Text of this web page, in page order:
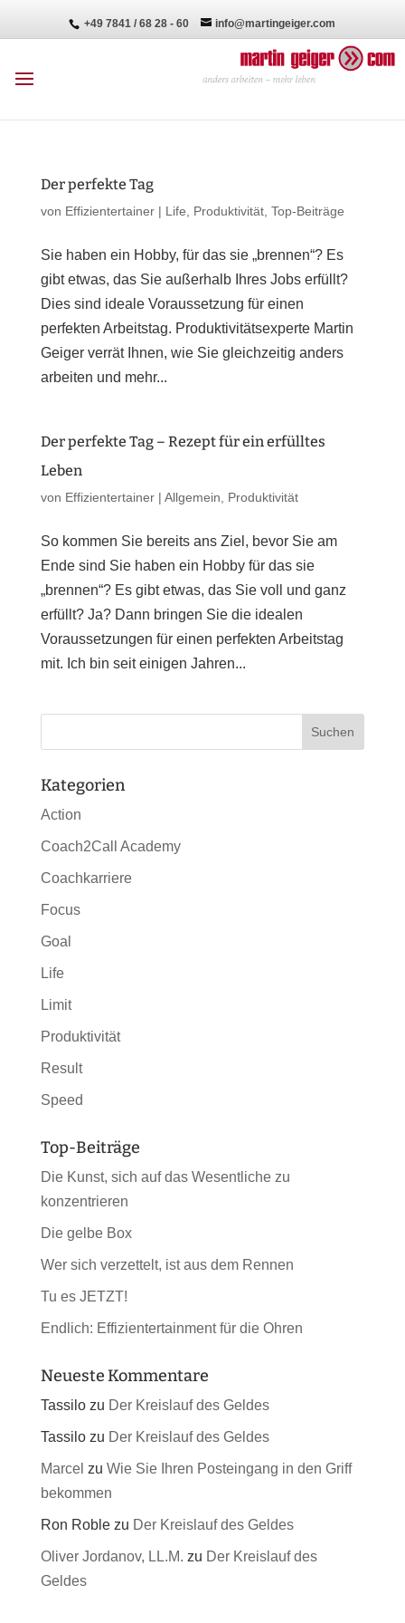
+49 7841 / 68 28 - 60 info@martingeiger.com
Der perfekte Tag
von Effizientertainer| Life Produktivität, Top-Beiträge
Sie haben ein Hobby, für das sie „brennen“? Es
gibt etwas, das Sie außerhalb Ihres Jobs erfüllt?
Dies sind ideale Voraussetzung für einen
perfekten Arbeitstag. Produktivitätsexperte Martin
Geiger verrät Ihnen, wie Sie gleichzeitig anders
arbeiten und mehr...
Der perfekte Tag – Rezept für ein erfülltes
Leben
von Effizientertainer| Allgemein Produktivität
So kommen Sie bereits ans Ziel, bevor Sie am
Ende sind Sie haben ein Hobby für das sie
„brennen“? Es gibt etwas, das Sie voll und ganz
erfüllt? Ja? Dann bringen Sie die idealen
Voraussetzungen für einen perfekten Arbeitstag
mit. Ich bin seit einigen Jahren...
Kategorien
Action
Coach2Call Academy
Coachkarriere
Focus
Goal
Life
Limit
Produktivität
Result
Speed
Top-Beiträge
Die Kunst, sich auf das Wesentliche zu
konzentrieren
Die gelbe Box
Wer sich verzettelt, ist aus dem Rennen
Tu es JETZT!
Endlich: Effizientertainment für die Ohren
Neueste Kommentare
Tassilozu Der Kreislauf des Geldes
Tassilozu Der Kreislauf des Geldes
Marcel zu Wie Sie Ihren Posteingang in den Griff
bekommen
Ron Roblezu Der Kreislauf des Geldes
Oliver Jordanov, LL.M. zu Der Kreislauf des
Geldes